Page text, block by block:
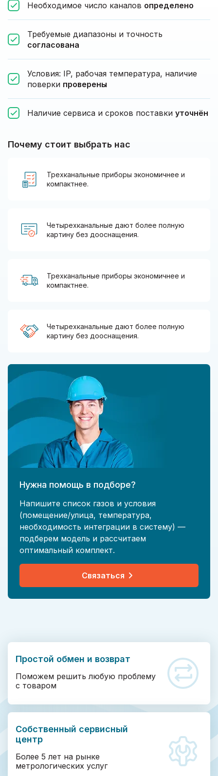
Необходимое число каналов определено
Требуемые диапазоны и точность
согласована
Условия: IP, рабочая температура, наличие
поверки проверены
Наличие сервиса и сроков поставки уточнён
Почему стоит выбрать нас
Трехканальные приборы экономичнее и
компактнее.
Четырехканальные дают более полную
картину без дооснащения.
Трехканальные приборы экономичнее и
компактнее.
Четырехканальные дают более полную
картину без дооснащения.
Нужна помощь в подборе?
Напишите список газов и условия
(помещение/улица, температура,
необходимость интеграции в систему) —
подберем модель и рассчитаем
оптимальный комплект.
Связаться
Простой обмен и возврат
Поможем решить любую проблему
с товаром
Собственный сервисный
центр
Более 5 лет на рынке
метрологических услуг